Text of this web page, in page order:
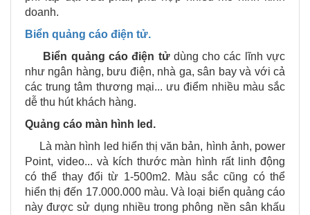
doanh.
Biển quảng cáo điện tử.
Biển quảng cáo điện tửdùng cho các lĩnh vực
như ngân hàng, bưu điện, nhà ga, sân bay và với cả
các trung tâm thương mại... ưu điểm nhiều màu sắc
dễ thu hút khách hàng.
Quảng cáo màn hình led.
Là màn hình led hiển thị văn bản, hình ảnh, power
Point, video... và kích thước màn hình rất linh động
có thể thay đổi từ 1-500m2. Màu sắc cũng có thể
hiển thị đến 17.000.000 màu. Và loại biển quảng cáo
này được sử dụng nhiều trong phông nền sân khấu